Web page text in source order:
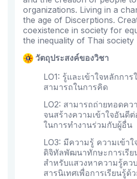
organizations. Living in a
the age of Discerptions.
coexistence in society for
the inequality of Thai society
วัตถุประสงค์ของวิชา
LO1: รู้และเข้าใจหลักกา
สามารถในการคิด
LO2: สามารถถ่ายทอดค
จนสร้างความเข้าใจอันดี
ในการทำงานร่วมกับผู้อื่น
LO3: มีความรู้ ความเข้า
ดิจิทัลพัฒนาทักษะการเรีย
สำหรับแสวงหาความรู้คว
สารนิเทศเพื่อการเรียนรู้ด้